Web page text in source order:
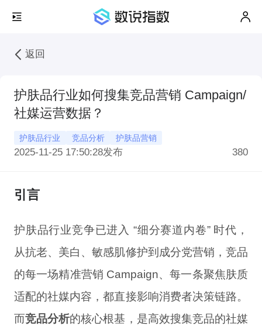
返回
护肤品行业如何搜集竞品营销 Campaign/
社媒运营数据？
护肤品行业 竞品分析 护肤品营销
2025-11-25 17:50:28发布 380
引言
护肤品行业竞争已进入 “细分赛道内卷” 时代，
从抗老、美白、敏感肌修护到成分党营销，竞品
的每一场精准营销 Campaign、每一条聚焦肤质
适配的社媒内容，都直接影响消费者决策链路。
而竞品分析的核心根基，是高效搜集竞品的社媒